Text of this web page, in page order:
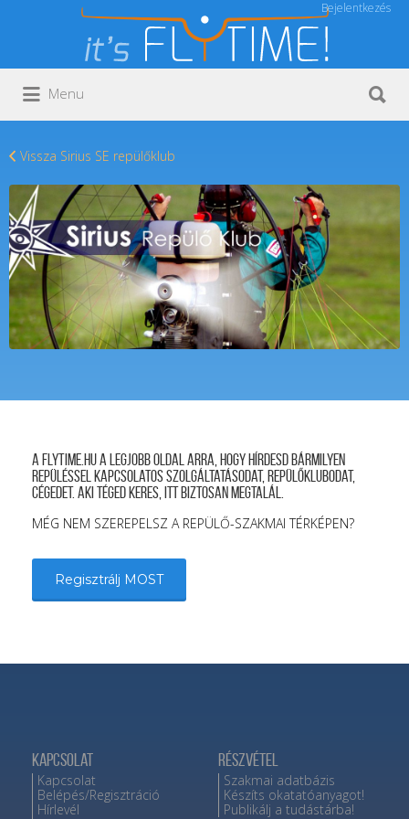
Bejelentkezés
Keresés:
Menu
Vissza Sirius SE repülőklub
A FLYTIME.HU a legjobb oldal arra, hogy hírdesd bármilyen
repüléssel kapcsolatos szolgáltatásodat, repülőklubodat,
cégedet. Aki téged keres, itt biztosan megtalál.
MÉG NEM SZEREPELSZ A REPÜLŐ-SZAKMAI TÉRKÉPEN?
Regisztrálj MOST
Kapcsolat
Kapcsolat
Belépés/Regisztráció
Hírlevél
Részvétel
Szakmai adatbázis
Készíts okatatóanyagot!
Publikálj a tudástárba!